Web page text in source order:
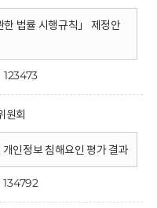
한 법률 시행규칙」 제정안
123473
원회
인정보 침해요인 평가 결과
134792